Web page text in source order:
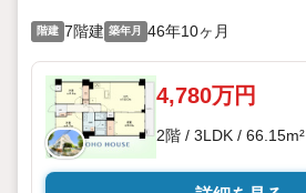
階建 7階建 築年月 46年10ヶ月
4,780万円
2階 / 3LDK / 66.15m²